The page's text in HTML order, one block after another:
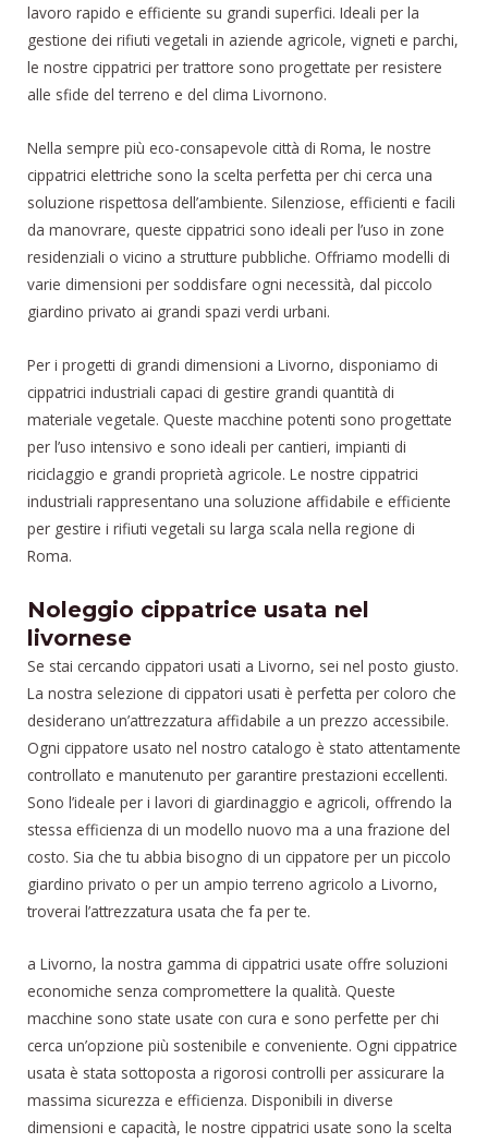
lavoro rapido e efficiente su grandi superfici. Ideali per la
gestione dei rifiuti vegetali in aziende agricole, vigneti e parchi,
le nostre cippatrici per trattore sono progettate per resistere
alle sfide del terreno e del clima Livornono.
Nella sempre più eco-consapevole città di Roma, le nostre
cippatrici elettriche sono la scelta perfetta per chi cerca una
soluzione rispettosa dell’ambiente. Silenziose, efficienti e facili
da manovrare, queste cippatrici sono ideali per l’uso in zone
residenziali o vicino a strutture pubbliche. Offriamo modelli di
varie dimensioni per soddisfare ogni necessità, dal piccolo
giardino privato ai grandi spazi verdi urbani.
Per i progetti di grandi dimensioni a Livorno, disponiamo di
cippatrici industriali capaci di gestire grandi quantità di
materiale vegetale. Queste macchine potenti sono progettate
per l’uso intensivo e sono ideali per cantieri, impianti di
riciclaggio e grandi proprietà agricole. Le nostre cippatrici
industriali rappresentano una soluzione affidabile e efficiente
per gestire i rifiuti vegetali su larga scala nella regione di
Roma.
Noleggio cippatrice usata nel
livornese
Se stai cercando cippatori usati a Livorno, sei nel posto giusto.
La nostra selezione di cippatori usati è perfetta per coloro che
desiderano un’attrezzatura affidabile a un prezzo accessibile.
Ogni cippatore usato nel nostro catalogo è stato attentamente
controllato e manutenuto per garantire prestazioni eccellenti.
Sono l’ideale per i lavori di giardinaggio e agricoli, offrendo la
stessa efficienza di un modello nuovo ma a una frazione del
costo. Sia che tu abbia bisogno di un cippatore per un piccolo
giardino privato o per un ampio terreno agricolo a Livorno,
troverai l’attrezzatura usata che fa per te.
a Livorno, la nostra gamma di cippatrici usate offre soluzioni
economiche senza compromettere la qualità. Queste
macchine sono state usate con cura e sono perfette per chi
cerca un’opzione più sostenibile e conveniente. Ogni cippatrice
usata è stata sottoposta a rigorosi controlli per assicurare la
massima sicurezza e efficienza. Disponibili in diverse
dimensioni e capacità, le nostre cippatrici usate sono la scelta